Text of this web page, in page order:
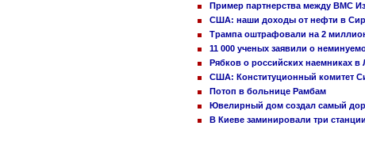
Пример партнерства между ВМС
США: наши доходы от нефти в
Трампа оштрафовали на 2
11 000 ученых заявили о
Рябков о российских наемниках
США: Конституционный комитет
Потоп в больнице Рамбам
Ювелирный дом создал самый
В Киеве заминировали три